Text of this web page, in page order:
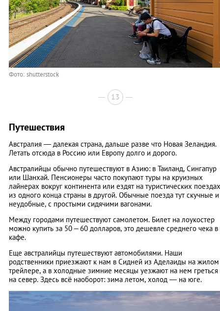
Фото: shutterstock
13
Путешествия
Австралия — далекая страна, дальше разве что Новая Зеландия.
Летать отсюда в Россию или Европу долго и дорого.
Австралийцы обычно путешествуют в Азию: в Таиланд, Сингапур
или Шанхай. Пенсионеры часто покупают туры на круизных
лайнерах вокруг континента или ездят на туристических поездах
из одного конца страны в другой. Обычные поезда тут скучные и
неудобные, с простыми сидячими вагонами.
Между городами путешествуют самолетом. Билет на лоукостер
можно купить за 50 – 60 долларов, это дешевле среднего чека в
кафе.
Еще австралийцы путешествуют автомобилями. Наши
родственники приезжают к нам в Сидней из Аделаиды на жилом
трейлере, а в холодные зимние месяцы уезжают на нем греться
на север. Здесь всё наоборот: зима летом, холод — на юге.